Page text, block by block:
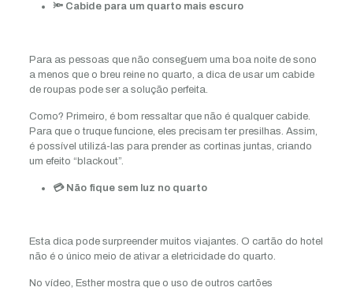
🔦 Cabide para um quarto mais escuro
Para as pessoas que não conseguem uma boa noite de sono
a menos que o breu reine no quarto, a dica de usar um cabide
de roupas pode ser a solução perfeita.
Como? Primeiro, é bom ressaltar que não é qualquer cabide.
Para que o truque funcione, eles precisam ter presilhas. Assim,
é possível utilizá-las para prender as cortinas juntas, criando
um efeito “blackout”.
💳 Não fique sem luz no quarto
Esta dica pode surpreender muitos viajantes. O cartão do hotel
não é o único meio de ativar a eletricidade do quarto.
No vídeo, Esther mostra que o uso de outros cartões